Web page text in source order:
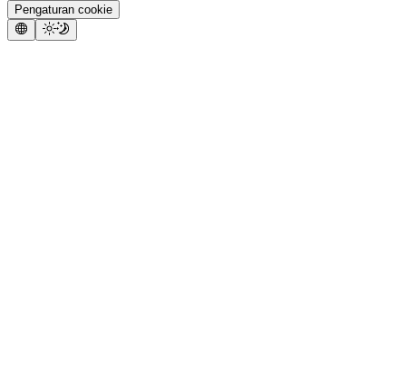
Pengaturan cookie